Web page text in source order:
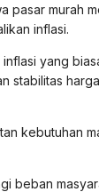
pasar murah
inflasi.
yang
stabilitas
kebutuhan
beban